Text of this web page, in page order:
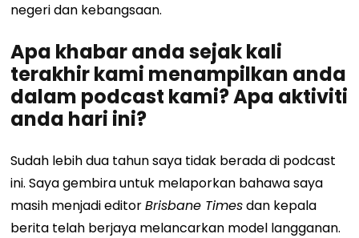
negeri dan kebangsaan.
Apa khabar anda sejak kali
terakhir kami menampilkan anda
dalam podcast kami? Apa aktiviti
anda hari ini?
Sudah lebih dua tahun saya tidak berada di podcast
ini. Saya gembira untuk melaporkan bahawa saya
masih menjadi editorBrisbane Timesdan kepala
berita telah berjaya melancarkan model langganan.